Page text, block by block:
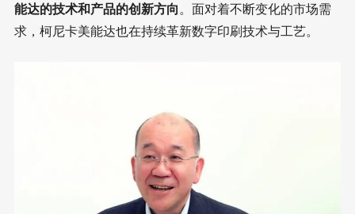
能达的技术和产品的创新方向 。面对着不断变化的市场需
求，柯尼卡美能达也在持续革新数字印刷技术与工艺。